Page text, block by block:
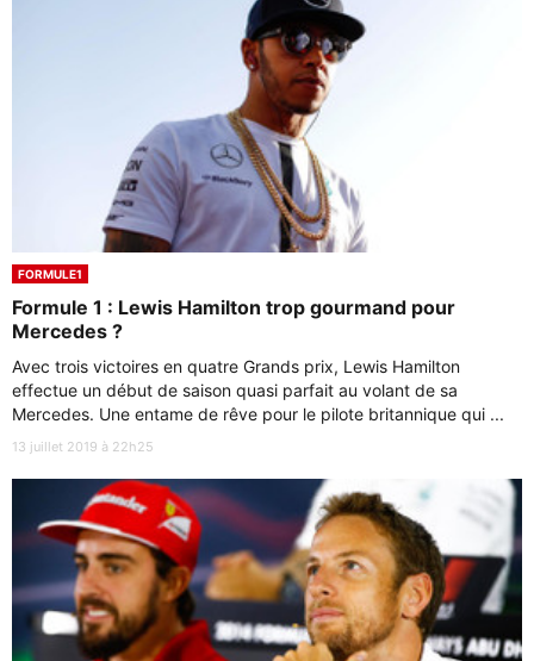
FORMULE1
Formule 1 : Lewis Hamilton trop gourmand pour
Mercedes ?
Avec trois victoires en quatre Grands prix, Lewis Hamilton
effectue un début de saison quasi parfait au volant de sa
Mercedes. Une entame de rêve pour le pilote britannique qui ...
13 juillet 2019 à 22h25